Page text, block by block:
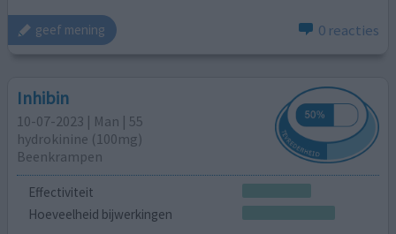
geef mening 0 reacties
Inhibin
10-07-2023 | Man | 55
hydrokinine (100mg)
Beenkrampen
Effectiviteit
Hoeveelheid bijwerkingen